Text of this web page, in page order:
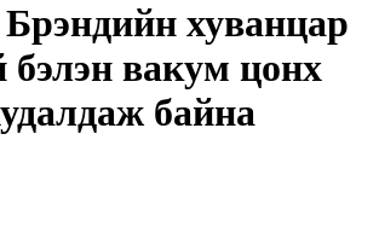
хуванцар
вакум цонх
байна